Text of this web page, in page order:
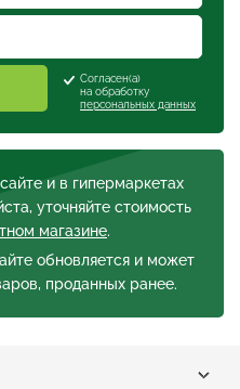
и в гипермаркетах
уточняйте стоимость
магазине.
обновляется и может
проданных ранее.
Согласен(а)
на обработку
персональных данных